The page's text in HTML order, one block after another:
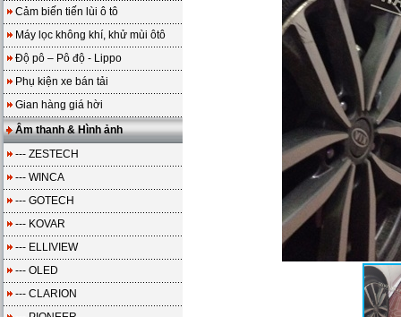
Cảm biến tiến lùi ô tô
Máy lọc không khí, khử mùi ôtô
Độ pô – Pô độ - Lippo
Phụ kiện xe bán tải
Gian hàng giá hời
Âm thanh & Hình ảnh
--- ZESTECH
--- WINCA
--- GOTECH
--- KOVAR
--- ELLIVIEW
--- OLED
--- CLARION